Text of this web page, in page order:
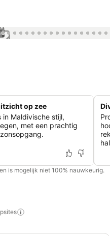
op zee
Maldivische stijl,
met een prachtig
is mogelijk niet 100% nauwkeurig.